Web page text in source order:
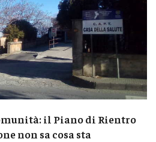
il Piano di Rientro
non sa cosa sta